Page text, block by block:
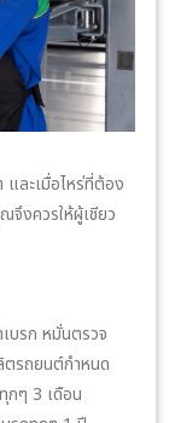
และเมื่อไหร่ที่ต้อง
งควรให้ผู้เชียว
รก หมั่นตรวจ
ตรถยนต์กำหนด
กๆ 3 เดือน